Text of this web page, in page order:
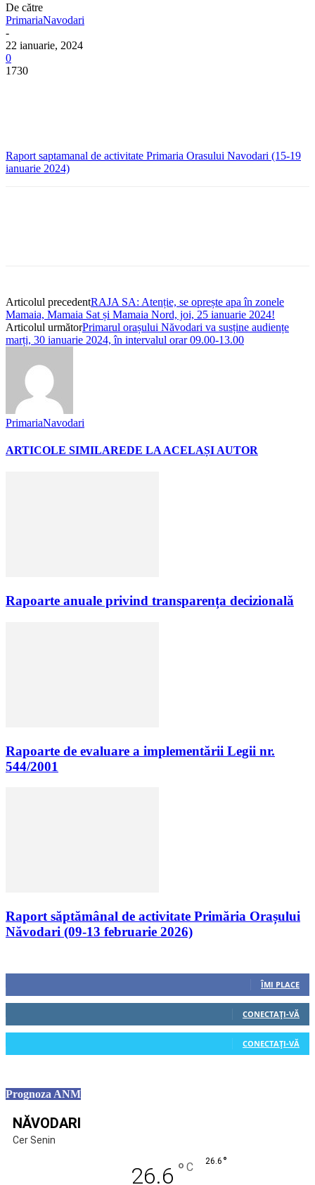
De către
PrimariaNavodari
-
22 ianuarie, 2024
0
1730
Raport saptamanal de activitate Primaria Orasului Navodari (15-19
ianuarie 2024)
Articolul precedentRAJA SA: Atenție, se oprește apa în zonele
Mamaia, Mamaia Sat și Mamaia Nord, joi, 25 ianuarie 2024!
Articolul următorPrimarul orașului Năvodari va susține audiențe
marți, 30 ianuarie 2024, în intervalul orar 09.00-13.00
PrimariaNavodari
ARTICOLE SIMILAREDE LA ACELAȘI AUTOR
Rapoarte anuale privind transparența decizională
Rapoarte de evaluare a implementării Legii nr.
544/2001
Raport săptămânal de activitate Primăria Orașului
Năvodari (09-13 februarie 2026)
ÎMI PLACE
CONECTAȚI-VĂ
CONECTAȚI-VĂ
Prognoza ANM
NĂVODARI
Cer Senin
26.6 ° C 26.6 °